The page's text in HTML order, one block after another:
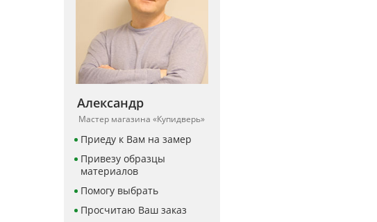
Александр
Мастер магазина «Купидверь»
Приеду к Вам на замер
Привезу образцы
материалов
Помогу выбрать
Просчитаю Ваш заказ